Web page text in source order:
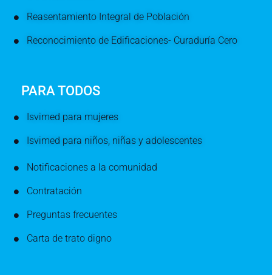
Reasentamiento Integral de Población
Reconocimiento de Edificaciones- Curaduría Cero
PARA TODOS
Isvimed para mujeres
Isvimed para niños, niñas y adolescentes
Notificaciones a la comunidad
Contratación
Preguntas frecuentes
Carta de trato digno